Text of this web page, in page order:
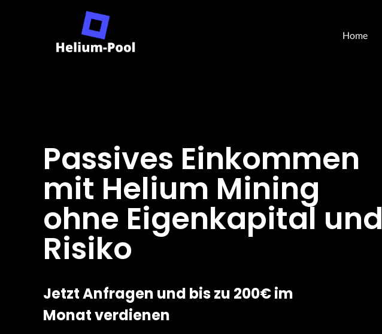
Home
Passives Einkommen
mit Helium Mining
ohne Eigenkapital und
Risiko
Jetzt Anfragen und bis zu 200€ im
Monat verdienen